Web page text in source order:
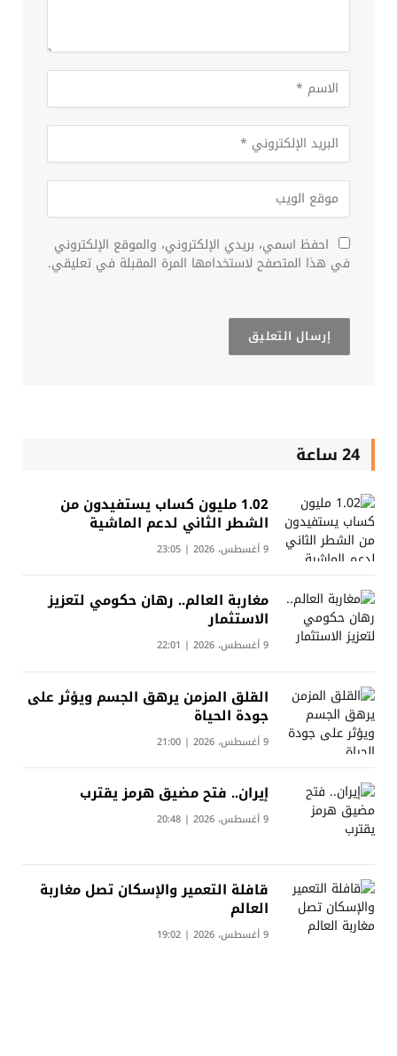
احفظ اسمي، بريدي الإلكتروني، والموقع الإلكتروني
في هذا المتصفح لاستخدامها المرة المقبلة في تعليقي.
24 ساعة
1.02 مليون كساب يستفيدون من
الشطر الثاني لدعم الماشية
9 أغسطس، 2026 | 23:05
مغاربة العالم.. رهان حكومي لتعزيز
الاستثمار
9 أغسطس، 2026 | 22:01
القلق المزمن يرهق الجسم ويؤثر على
جودة الحياة
9 أغسطس، 2026 | 21:00
إيران.. فتح مضيق هرمز يقترب
9 أغسطس، 2026 | 20:48
قافلة التعمير والإسكان تصل مغاربة
العالم
9 أغسطس، 2026 | 19:02